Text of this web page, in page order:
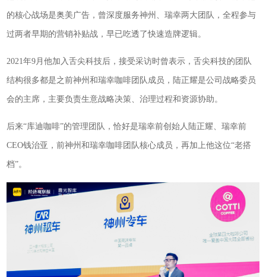
的核心战场是奥美广告，曾深度服务神州、瑞幸两大团队，全程参与
过两者早期的营销补贴战，早已吃透了快速造牌逻辑。
2021年9月他加入舌尖科技后，接受采访时曾表示，舌尖科技的团队
结构很多都是之前神州和瑞幸咖啡团队成员，陆正耀是公司战略委员
会的主席，主要负责生意战略决策、治理过程和资源协助。
后来“库迪咖啡”的管理团队，恰好是瑞幸前创始人陆正耀、瑞幸前
CEO钱治亚，前神州和瑞幸咖啡团队核心成员，再加上他这位“老搭
档”。